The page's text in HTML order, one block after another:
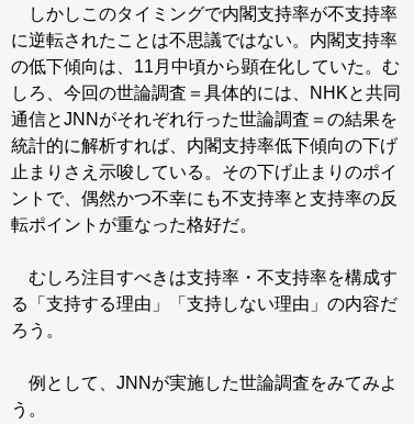
しかしこのタイミングで内閣支持率が不支持率
に逆転されたことは不思議ではない。内閣支持率
の低下傾向は、11月中頃から顕在化していた。む
しろ、今回の世論調査＝具体的には、NHKと共同
通信とJNNがそれぞれ行った世論調査＝の結果を
統計的に解析すれば、内閣支持率低下傾向の下げ
止まりさえ示唆している。その下げ止まりのポイ
ントで、偶然かつ不幸にも不支持率と支持率の反
転ポイントが重なった格好だ。
むしろ注目すべきは支持率・不支持率を構成す
る「支持する理由」「支持しない理由」の内容だ
ろう。
例として、JNNが実施した世論調査をみてみよ
う。